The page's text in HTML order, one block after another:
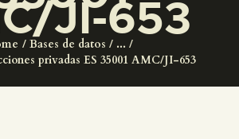
JI-653
Bases de datos
...
privadas ES 35001 AMC/JI-653